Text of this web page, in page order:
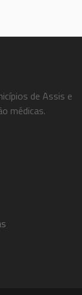
de Assis e
médicas.